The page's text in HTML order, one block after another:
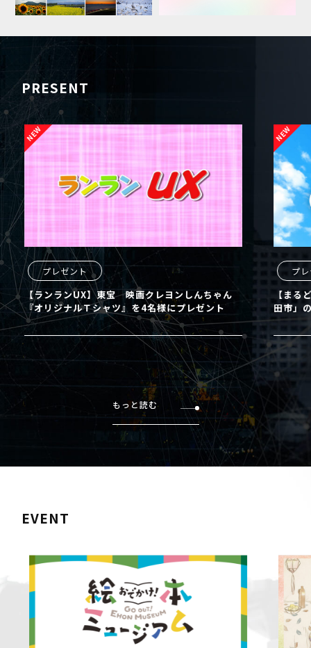
PRESENT
プレゼント
【ランランUX】東宝 映画クレヨンしんちゃん
『オリジナルＴシャツ』を4名様にプレゼント
プ
【まる
田市」
もっと読む
EVENT